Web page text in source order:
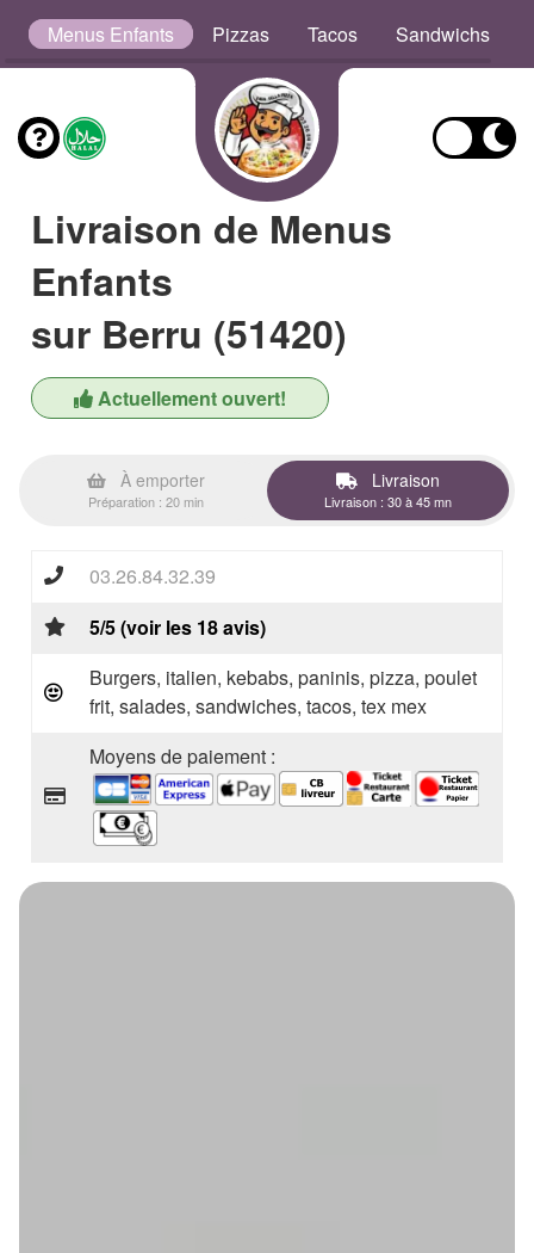
Menus Enfants Pizzas Tacos Sandwichs
Livraison de Menus
Enfants
sur Berru (51420)
Actuellement ouvert!
À emporter
Préparation : 20 min
Livraison
Livraison : 30 à 45 mn
03.26.84.32.39
5/5 (voir les 18 avis)
Burgers, italien, kebabs, paninis, pizza, poulet
frit, salades, sandwiches, tacos, tex mex
Moyens de paiement :